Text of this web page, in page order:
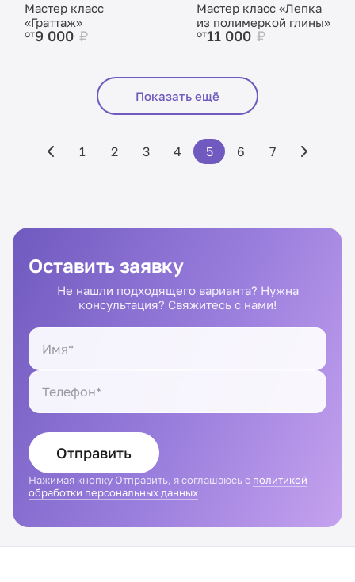
Мастер класс
«Граттаж»
от9 000 ₽
Мастер класс «Лепка
из полимеркой глины»
от11 000 ₽
Показать ещё
1 2 3 4 5 6 7
Оставить заявку
Не нашли подходящего варианта? Нужна
консультация? Свяжитесь с нами!
Отправить
Нажимая кнопку Отправить, я соглашаюсь с политикой
обработки персональных данных